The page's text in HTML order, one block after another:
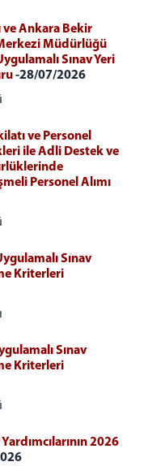
ve Ankara Bekir
Müdürlüğü
Sınav Yeri
-28/07/2026
ve Personel
ile Adli Destek ve
Personel Alımı
Sınav
Kriterleri
Sınav
Kriterleri
2026